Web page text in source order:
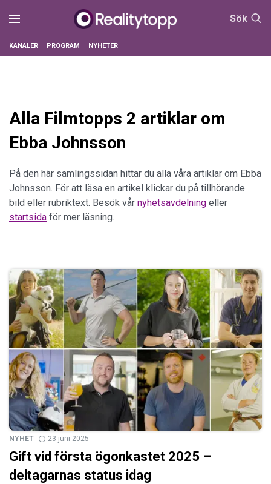
Sök
KANALER PROGRAM NYHETER
Alla Filmtopps 2 artiklar om
Ebba Johnsson
På den här samlingssidan hittar du alla våra artiklar om Ebba
Johnsson. För att läsa en artikel klickar du på tillhörande
bild eller rubriktext. Besök vår nyhetsavdelning eller
startsida för mer läsning.
NYHET 23 juni 2025
Gift vid första ögonkastet 2025 –
deltagarnas status idag